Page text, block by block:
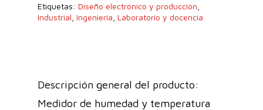
Etiquetas: Diseño electrónico y producción
Industrial Ingeniería Laboratorio y docencia
Descripción general del producto:
Medidor de humedad y temperatura